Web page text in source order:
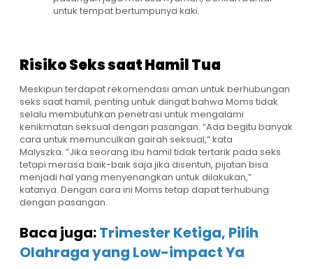
untuk tempat bertumpunya kaki.
Risiko Seks saat Hamil Tua
Meskipun terdapat rekomendasi aman untuk berhubungan
seks saat hamil, penting untuk diingat bahwa Moms tidak
selalu membutuhkan penetrasi untuk mengalami
kenikmatan seksual dengan pasangan. “Ada begitu banyak
cara untuk memunculkan gairah seksual,” kata
Malyszka. “Jika seorang ibu hamil tidak tertarik pada seks
tetapi merasa baik-baik saja jika disentuh, pijatan bisa
menjadi hal yang menyenangkan untuk dilakukan,”
katanya. Dengan cara ini Moms tetap dapat terhubung
dengan pasangan.
Baca juga:Trimester Ketiga, Pilih
Olahraga yang Low-impact Ya